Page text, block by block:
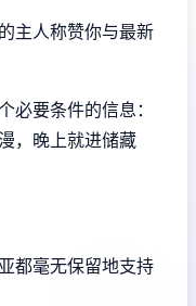
主人称赞你与最新
必要条件的信息：
，晚上就进储藏
都毫无保留地支持